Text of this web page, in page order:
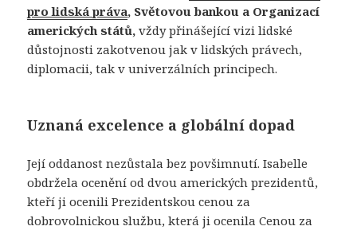
pro lidská práva, Světovou bankou a Organizací
amerických států, vždy přinášející vizi lidské
důstojnosti zakotvenou jak v lidských právech,
diplomacii, tak v univerzálních principech.
Uznaná excelence a globální dopad
Její oddanost nezůstala bez povšimnutí. Isabelle
obdržela ocenění od dvou amerických prezidentů,
kteří ji ocenili Prezidentskou cenou za
dobrovolnickou službu, která ji ocenila Cenou za